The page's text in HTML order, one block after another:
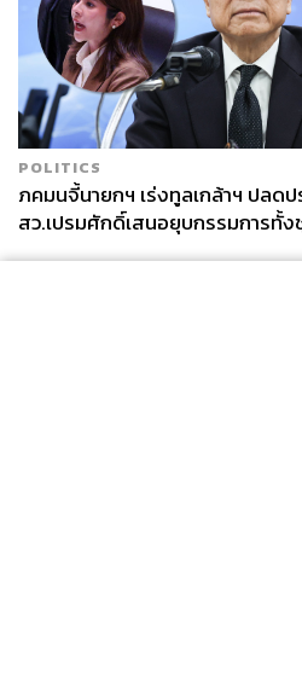
POLITICS
ภคมนจี้นายกฯ เร่งทูลเกล้าฯ ปลด
สว.เปรมศักดิ์เสนอยุบกรรมการทั้ง